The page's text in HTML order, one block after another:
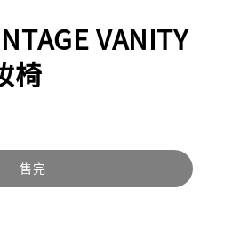
VANITY
椅
售完